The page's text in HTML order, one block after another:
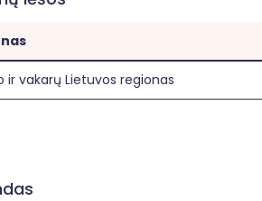
ir vakarų Lietuvos regionas